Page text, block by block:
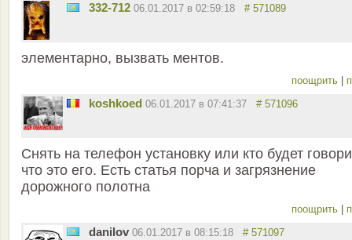
332-712 06.01.2017 в 02:59:18 # 571089
элементарно, вызвать ментов.
поощрить
koshkoed 06.01.2017 в 07:41:37 # 571096
Снять на телефон установку или кто будет
что это его. Есть статья порча и загрязнение
дорожного полотна
поощрить
danilov 06.01.2017 в 08:15:18 # 571097